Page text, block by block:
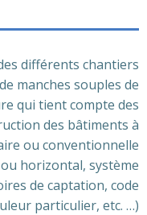
différents chantiers
manches souples de
qui tient compte des
des bâtiments à
ou conventionnelle
horizontal, système
de captation, code
particulier, etc. …)